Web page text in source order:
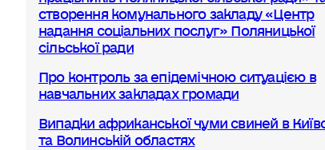
створення комунального закладу «Центр
надання соціальних послуг» Поляницької
сільської ради
Про контроль за епідемічною ситуацією в
навчальних закладах громади
Випадки африканської чуми свиней в
та Волинській областях